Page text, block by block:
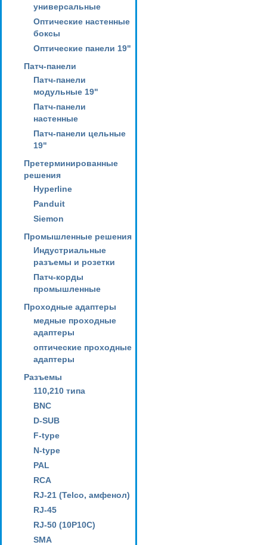
универсальные
Оптические настенные
боксы
Оптические панели 19"
Патч-панели
Патч-панели
модульные 19"
Патч-панели
настенные
Патч-панели цельные
19"
Претерминированные
решения
Hyperline
Panduit
Siemon
Промышленные решения
Индустриальные
разъемы и розетки
Патч-корды
промышленные
Проходные адаптеры
медные проходные
адаптеры
оптические проходные
адаптеры
Разъемы
110,210 типа
BNC
D-SUB
F-type
N-type
PAL
RCA
RJ-21 (Telco, амфенол)
RJ-45
RJ-50 (10P10C)
SMA